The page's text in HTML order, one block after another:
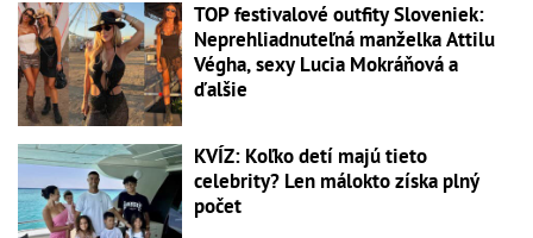
TOP festivalové outfity Sloveniek:
Neprehliadnuteľná manželka Attilu
Végha, sexy Lucia Mokráňová a
ďalšie
KVÍZ: Koľko detí majú tieto
celebrity? Len málokto získa plný
počet